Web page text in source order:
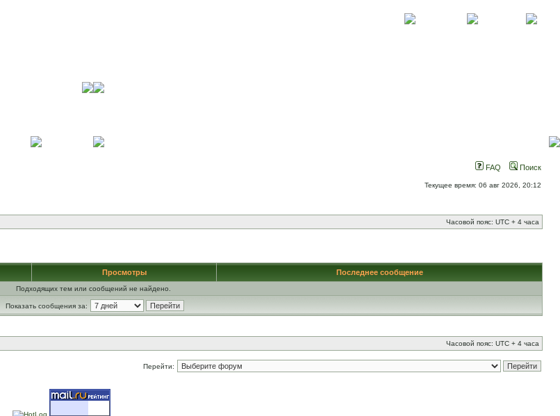
FAQ Поиск
Текущее время: 06 авг 2026, 20:12
Часовой пояс: UTC + 4 часа
Просмотры Последнее сообщение
Подходящих тем или сообщений не найдено.
Показать сообщения за:
Часовой пояс: UTC + 4 часа
Перейти: